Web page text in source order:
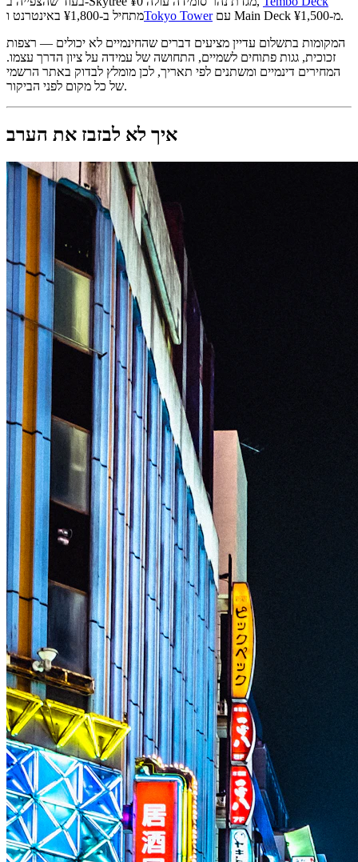
מתחיל ב-¥1,800 באינטרנט וTokyo Tower
עם Main Deck מ-¥1,500.
המקומות בתשלום עדיין מציעים דברים שהחינמיים לא יכולים — רצפות
זכוכית, גגות פתוחים לשמיים, התחושה של עמידה על ציון הדרך עצמו.
המחירים דינמיים ומשתנים לפי תאריך, לכן מומלץ לבדוק באתר הרשמי
של כל מקום לפני הביקור.
איך לא לבזבז את הערב